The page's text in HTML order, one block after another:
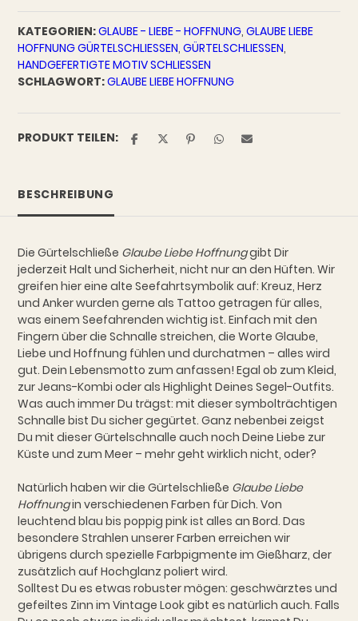
Hoffnung
Menge
KATEGORIEN:GLAUBE - LIEBE - HOFFNUNG,GLAUBE LIEBE
HOFFNUNG GÜRTELSCHLIESSEN ,GÜRTELSCHLIESSEN ,
HANDGEFERTIGTE MOTIV SCHLIESSEN
SCHLAGWORT:GLAUBE LIEBE HOFFNUNG
PRODUKT TEILEN:
BESCHREIBUNG
Die Gürtelschließe Glaube Liebe Hoffnunggibt Dir
jederzeit Halt und Sicherheit, nicht nur an den Hüften. Wir
greifen hier eine alte Seefahrtsymbolik auf: Kreuz, Herz
und Anker wurden gerne als Tattoo getragen für alles,
was einem Seefahrenden wichtig ist. Einfach mit den
Fingern über die Schnalle streichen, die Worte Glaube,
Liebe und Hoffnung fühlen und durchatmen – alles wird
gut. Dein Lebensmotto zum anfassen! Egal ob zum Kleid,
zur Jeans-Kombi oder als Highlight Deines Segel-Outfits.
Was auch immer Du trägst: mit dieser symbolträchtigen
Schnalle bist Du sicher gegürtet. Ganz nebenbei zeigst
Du mit dieser Gürtelschnalle auch noch Deine Liebe zur
Küste und zum Meer – mehr geht wirklich nicht, oder?
Natürlich haben wir die Gürtelschließe Glaube Liebe
Hoffnungin verschiedenen Farben für Dich. Von
leuchtend blau bis poppig pink ist alles an Bord. Das
besondere Strahlen unserer Farben erreichen wir
übrigens durch spezielle Farbpigmente im Gießharz, der
zusätzlich auf Hochglanz poliert wird.
Solltest Du es etwas robuster mögen: geschwärztes und
gefeiltes Zinn im Vintage Look gibt es natürlich auch. Falls